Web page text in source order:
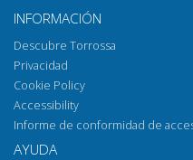
INFORMACIÓN
Descubre Torrossa
Privacidad
Cookie Policy
Accessibility
Informe de conformidad de
AYUDA